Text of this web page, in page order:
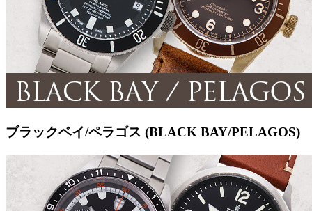
ブラックベイ/ペラゴス (BLACK BAY/PELAGOS)